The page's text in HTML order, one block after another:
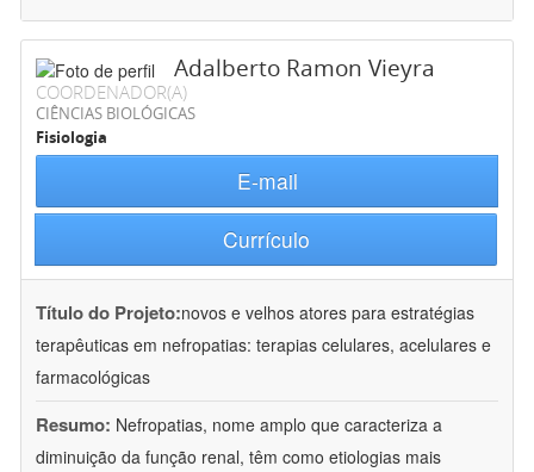
Adalberto Ramon Vieyra
COORDENADOR(A)
CIÊNCIAS BIOLÓGICAS
Fisiologia
E-mail
Currículo
Título do Projeto:novos e velhos atores para estratégias
terapêuticas em nefropatias: terapias celulares, acelulares e
farmacológicas
Resumo: Nefropatias, nome amplo que caracteriza a
diminuição da função renal, têm como etiologias mais